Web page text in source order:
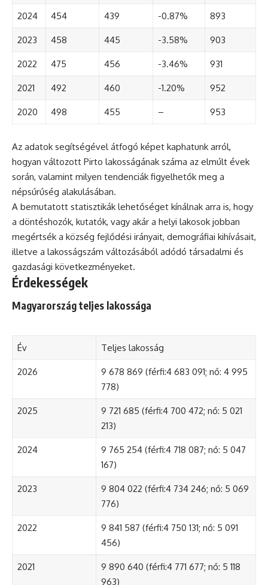
2024 454 439 -0.87% 893
2023 458 445 -3.58% 903
2022 475 456 -3.46% 931
2021 492 460 -1.20% 952
2020 498 455 – 953
Az adatok segítségével átfogó képet kaphatunk arról,
hogyan változott Pirto lakosságának száma az elmúlt évek
során, valamint milyen tendenciák figyelhetők meg a
népsűrűség alakulásában.
A bemutatott statisztikák lehetőséget kínálnak arra is, hogy
a döntéshozók, kutatók, vagy akár a helyi lakosok jobban
megértsék a község fejlődési irányait, demográfiai kihívásait,
illetve a lakosságszám változásából adódó társadalmi és
gazdasági következményeket.
Érdekességek
Magyarország teljes lakossága
Év Teljes lakosság
2026
9 678 869 (férfi:4 683 091; nő: 4 995
778)
2025
9 721 685 (férfi:4 700 472; nő: 5 021
213)
2024
9 765 254 (férfi:4 718 087; nő: 5 047
167)
2023
9 804 022 (férfi:4 734 246; nő: 5 069
776)
2022
9 841 587 (férfi:4 750 131; nő: 5 091
456)
2021
9 890 640 (férfi:4 771 677; nő: 5 118
963)